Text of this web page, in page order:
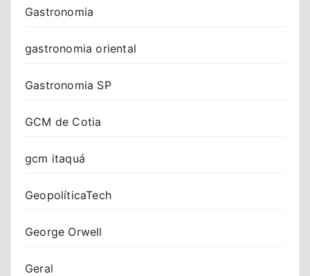
Gastronomia
gastronomia oriental
Gastronomia SP
GCM de Cotia
gcm itaquá
GeopolíticaTech
George Orwell
Geral